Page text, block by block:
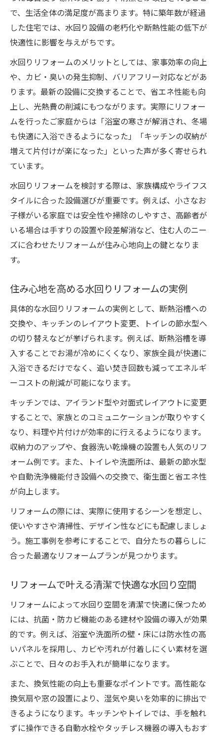
で、生活全体の満足度が高まります。特に築年数が経過
した住宅では、水回り設備の老朽化や断熱性能の低下が
快適性に影響を与えがちです。
水回りリフォームのメリットとしては、家事効率の向上
や、カビ・臭いの発生抑制、バリアフリー対応などがあ
ります。最新の設備に交換することで、省エネ性能も向
上し、光熱費の削減にもつながります。実際にリフォー
ムを行ったご家庭からは「浴室の寒さが解消され、冬場
も快適に入浴できるようになった」「キッチンの収納が
増えて片付けが楽になった」といった声が多く寄せられ
ています。
水回りリフォームを検討する際は、家族構成やライフス
タイルに合った設備選びが重要です。例えば、小さなお
子様がいる家庭では安全性や掃除のしやすさ、高齢者が
いる場合は手すりの設置や段差解消など、住む人のニー
ズに合わせたリフォームが住み心地向上の鍵となりま
す。
住み心地を高める水回りリフォームの実例
具体的な水回りリフォームの実例として、断熱浴槽への
交換や、キッチンのレイアウト変更、トイレの節水型へ
の切り替えなどが挙げられます。例えば、断熱浴槽を導
入することでお湯が冷めにくくなり、家族全員が快適に
入浴できるだけでなく、追い焚き回数も減ってエネルギ
ーコストの削減が可能になります。
キッチンでは、アイランド型や対面式レイアウトに変更
することで、家族とのコミュニケーションが取りやすく
なり、料理や片付けが効率的に行えるようになります。
収納力のアップや、食器洗い乾燥機の設置も人気のリフ
ォーム例です。また、トイレや洗面所は、最新の節水型
や自動洗浄機能付き設備への交換で、衛生面と省エネ性
が向上します。
リフォームの際には、実際に使用するシーンを想定し、
使いやすさや清掃性、デザイン性などにも配慮しましょ
う。施工事例を参考にすることで、自分たちの暮らしに
合った最適なリフォームプランが見つかります。
リフォームで叶える清潔で快適な水回り空間
リフォームによって水回り空間を清潔で快適に保つため
には、抗菌・防カビ機能のある建材や設備の導入が効果
的です。例えば、浴室や洗面所の壁・床には防水性の高
いパネルを採用し、カビや汚れが付着しにくい素材を選
ぶことで、日々のお手入れが簡単になります。
また、換気性能の向上も重要なポイントです。高性能な
換気扇や窓の設置により、湿気や臭いを効率的に排出で
きるようになります。キッチンやトイレでは、手を触れ
ずに操作できる自動水栓やタッチレス機器の導入もおす